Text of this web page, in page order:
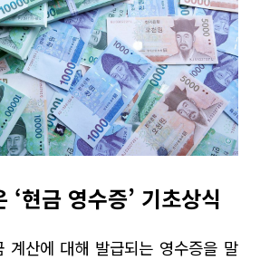
‘현금 영수증’ 기초상식
계산에 대해 발급되는 영수증을 말